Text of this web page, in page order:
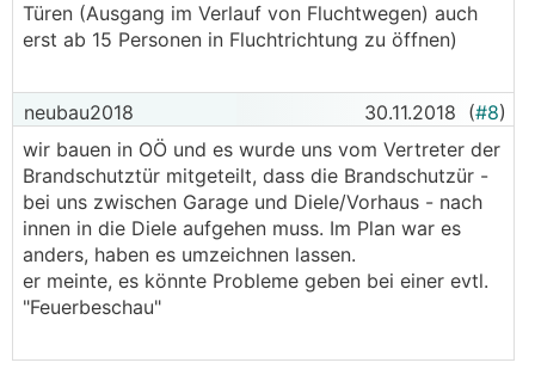
Türen (Ausgang im Verlauf von Fluchtwegen) auch
erst ab 15 Personen in Fluchtrichtung zu öffnen)
neubau2018 30.11.2018 (#8)
wir bauen in OÖ und es wurde uns vom Vertreter der
Brandschutztür mitgeteilt, dass die Brandschutzür -
bei uns zwischen Garage und Diele/Vorhaus - nach
innen in die Diele aufgehen muss. Im Plan war es
anders, haben es umzeichnen lassen.
er meinte, es könnte Probleme geben bei einer evtl.
"Feuerbeschau"